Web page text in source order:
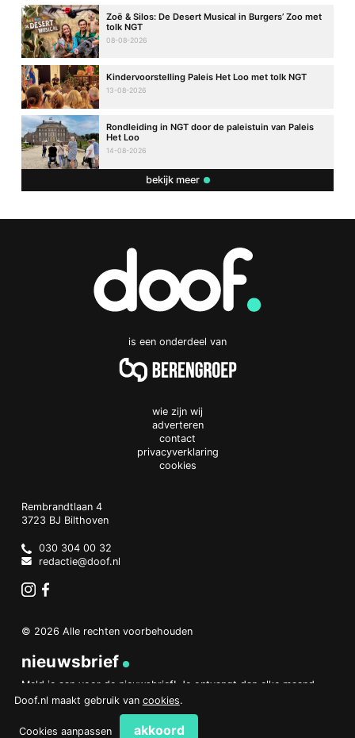
Zoë & Silos: De Desert Musical in Burgers’ Zoo met
tolk NGT
08-08-2026
Kindervoorstelling Paleis Het Loo met tolk NGT
13-08-2026
Rondleiding in NGT door de paleistuin van Paleis
Het Loo
14-08-2026
bekijk meer
is een onderdeel van
wie zijn wij
adverteren
contact
privacyverklaring
cookies
Doof.nl
work
Rembrandtlaan 4
3723 BJ Bilthoven
Netherlands
030 304 00 32
redactie@doof.nl
© 2026 Alle rechten voorbehouden
nieuwsbrief
Meld je aan voor de nieuwsbrief! Je ontvangt dan elke maand
een overzicht van het belangrijkste nieuws.
aanmelden
Doof.nl maakt gebruik van cookies.
Cookies aanpassen akkoord